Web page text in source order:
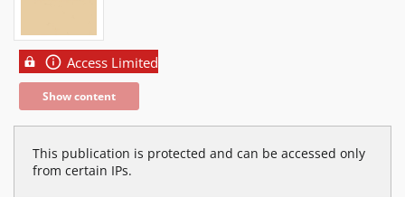
Access Limited
Show content
This publication is protected and can be accessed only
from certain IPs.